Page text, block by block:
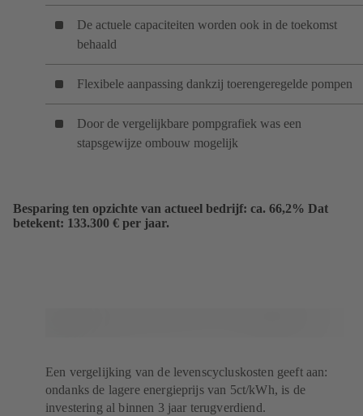
De actuele capaciteiten worden ook in de toekomst
behaald
Flexibele aanpassing dankzij toerengeregelde pompen
Door de vergelijkbare pompgrafiek was een
stapsgewijze ombouw mogelijk
Besparing ten opzichte van actueel bedrijf: ca. 66,2% Dat
betekent: 133.300 € per jaar.
Een vergelijking van de levenscycluskosten geeft aan:
ondanks de lagere energieprijs van 5ct/kWh, is de
investering al binnen 3 jaar terugverdiend.